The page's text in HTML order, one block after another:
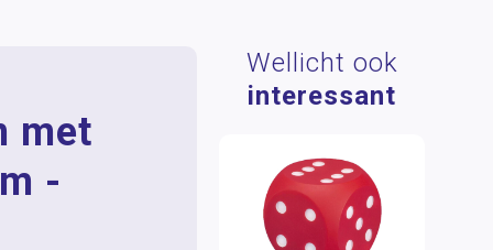
met
-
Wellicht ook
interessant